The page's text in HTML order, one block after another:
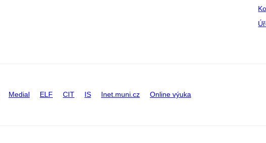
Medial ELF CIT IS Inet.muni.cz Online výuka